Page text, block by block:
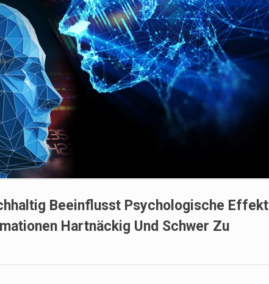
Beeinflusst Psychologische
Hartnäckig Und Schwer Zu